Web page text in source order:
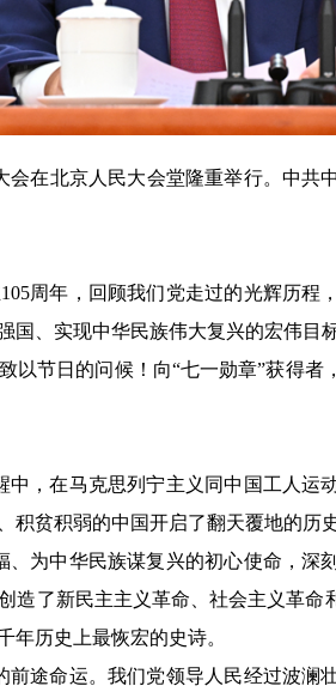
会在北京人民大会堂隆重举行。中
周年，回顾我们党走过的光辉历程
、实现中华民族伟大复兴的宏伟目
以节日的问候！向“七一勋章”获得者
中，在马克思列宁主义同中国工人运
贫积弱的中国开启了翻天覆地的历史
、为中华民族谋复兴的初心使命，深
造了新民主主义革命、社会主义革
年历史上最恢宏的史诗。
前途命运。我们党领导人民经过波澜